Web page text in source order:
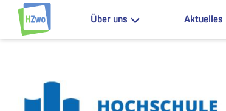
Zum Inhalt springen
HZwo – Antrieb für Sachsen
Über uns Aktuelles